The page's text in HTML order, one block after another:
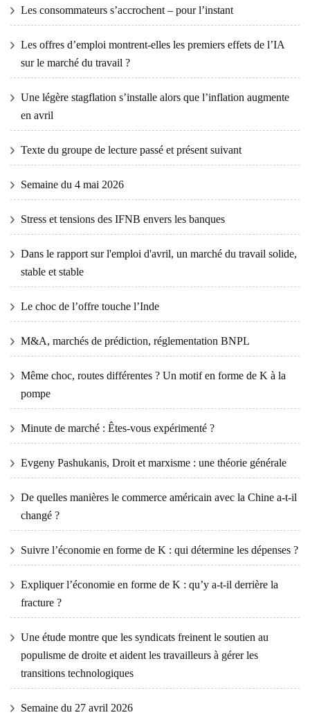
Les consommateurs s’accrochent – ​​pour l’instant
Les offres d’emploi montrent-elles les premiers effets de l’IA
sur le marché du travail ?
Une légère stagflation s’installe alors que l’inflation augmente
en avril
Texte du groupe de lecture passé et présent suivant
Semaine du 4 mai 2026
Stress et tensions des IFNB envers les banques
Dans le rapport sur l'emploi d'avril, un marché du travail solide,
stable et stable
Le choc de l’offre touche l’Inde
M&A, marchés de prédiction, réglementation BNPL
Même choc, routes différentes ? Un motif en forme de K à la
pompe
Minute de marché : Êtes-vous expérimenté ?
Evgeny Pashukanis, Droit et marxisme : une théorie générale
De quelles manières le commerce américain avec la Chine a-t-il
changé ?
Suivre l’économie en forme de K : qui détermine les dépenses ?
Expliquer l’économie en forme de K : qu’y a-t-il derrière la
fracture ?
Une étude montre que les syndicats freinent le soutien au
populisme de droite et aident les travailleurs à gérer les
transitions technologiques
Semaine du 27 avril 2026